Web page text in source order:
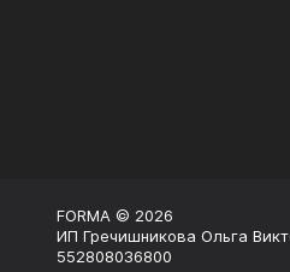
FORMA © 2026
ИП Гречишникова Ольга
552808036800